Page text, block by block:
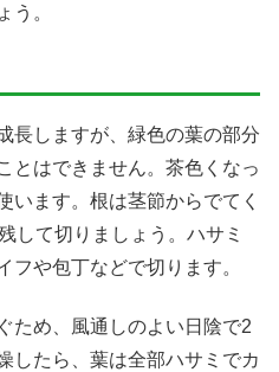
う。
長しますが、緑色の葉の部分
とはできません。茶色くなっ
います。根は茎節からでてく
して切りましょう。ハサミ
フや包丁などで切ります。
ため、風通しのよい日陰で2
したら、葉は全部ハサミでカ